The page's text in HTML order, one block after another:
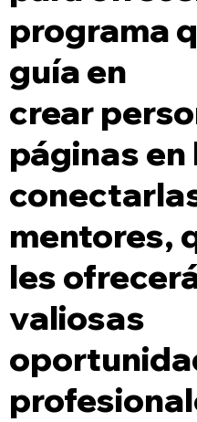
programa
guía en
crear
páginas en
mentores,
les
valiosas